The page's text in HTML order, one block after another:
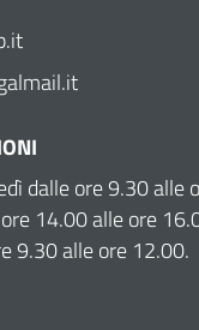
dalle ore 9.30 alle
14.00 alle ore
9.30 alle ore 12.00.